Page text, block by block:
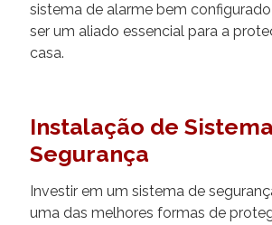
sistema de alarme bem
ser um aliado essencial para a
casa.
Instalação de
Segurança
Investir em um sistema de
uma das melhores formas de